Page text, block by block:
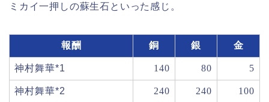
ミカイ一押しの蘇生石といった感じ。
報酬 銅 銀 金
神村舞華*1 140 80 5
神村舞華*2 240 240 100